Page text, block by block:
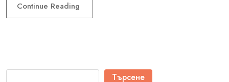
Continue Reading
Търсене